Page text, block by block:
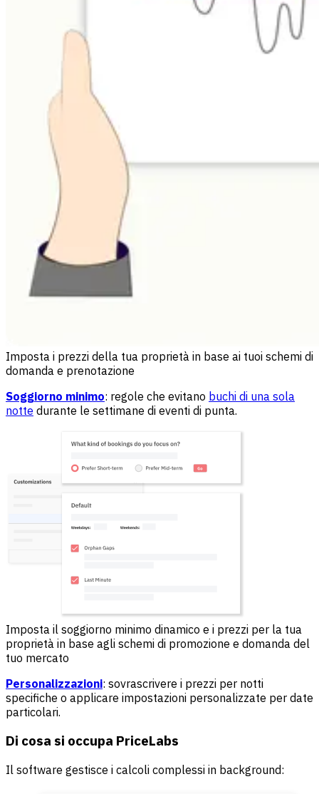
Imposta i prezzi della tua proprietà in base ai tuoi schemi di
domanda e prenotazione
Soggiorno minimo: regole che evitano buchi di una sola
notte durante le settimane di eventi di punta.
Imposta il soggiorno minimo dinamico e i prezzi per la tua
proprietà in base agli schemi di promozione e domanda del
tuo mercato
Personalizzazioni: sovrascrivere i prezzi per notti
specifiche o applicare impostazioni personalizzate per date
particolari.
Di cosa si occupa PriceLabs
Il software gestisce i calcoli complessi in background: